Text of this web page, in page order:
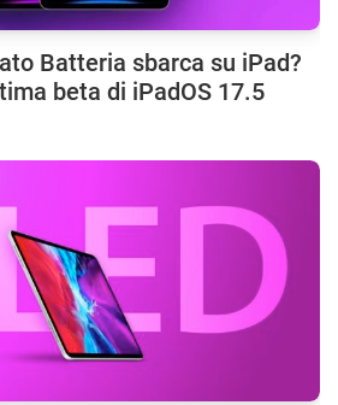
Batteria sbarca su iPad?
beta di iPadOS 17.5